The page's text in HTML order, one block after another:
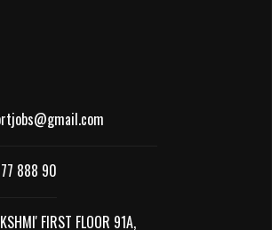
888 90
FIRST FLOOR 91A,